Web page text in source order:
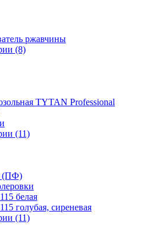
ржавчины
(8)
TYTAN Professional
(11)
(ПФ)
белая
голубая, сиреневая
(11)